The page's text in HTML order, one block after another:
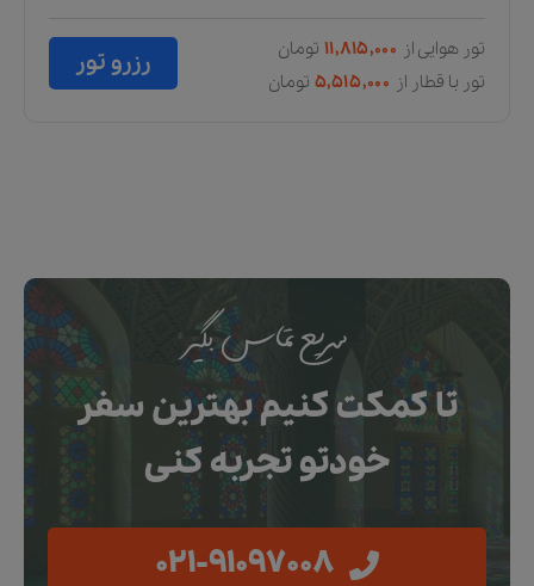
رزرو تور تور هوایی از ۱۱,۸۱۵,۰۰۰ تومان
تور با قطار از ۵,۵۱۵,۰۰۰ تومان
سریع تماس بگیر
تا کمکت کنیم بهترین سفر
خودتو تجربه کنی
021-91097008